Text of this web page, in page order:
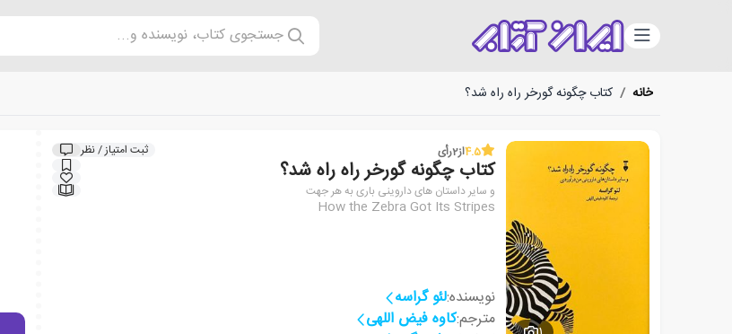
دسته‌بندی جستجوی کتاب، نویسنده و...
خانه / کتاب چگونه گورخر راه راه شد؟
4.5از2رأی ثبت امتیاز / نظر
کتاب چگونه گورخر راه راه شد؟
و سایر داستان های داروینی باری به هر جهت
How the Zebra Got Its Stripes
نویسنده:لئو گراسه
مترجم:کاوه فیض اللهی